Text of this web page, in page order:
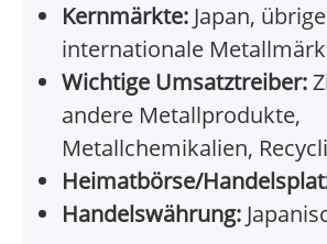
Kernmärkte: Japan,
internationale
Wichtige Umsatztreiber:
andere Metallprodukte,
Metallchemikalien,
Heimatbörse/
Handelswährung: